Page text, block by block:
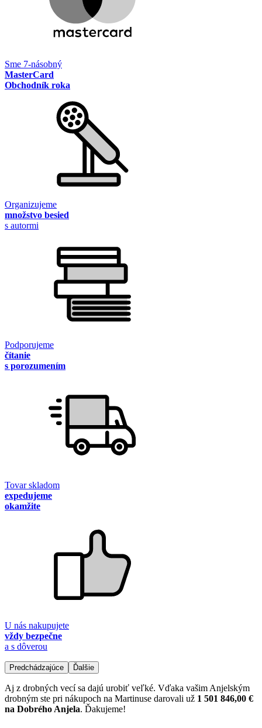
Sme 7-násobný
MasterCard
Obchodník roka
Organizujeme
množstvo besied
s autormi
Podporujeme
čítanie
s porozumením
Tovar skladom
expedujeme
okamžite
U nás nakupujete
vždy bezpečne
a s dôverou
Predchádzajúce Ďalšie
Aj z drobných vecí sa dajú urobiť veľké. Vďaka vašim Anjelským
drobným ste pri nákupoch na Martinuse darovali už 1 501 846,00 €
na Dobrého Anjela. Ďakujeme!